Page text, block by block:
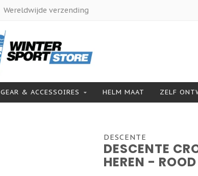
Wereldwijde verzending
GEAR & ACCESSOIRES HELM MAAT ZELF
DESCENTE
DESCENTE
HEREN - ROOD